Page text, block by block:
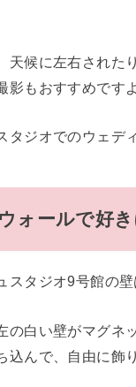
天候に左右された
影もおすすめです
タジオでのウェデ
ォールで好
スタジオ9号館の
の白い壁がマグネ
込んで、自由に飾